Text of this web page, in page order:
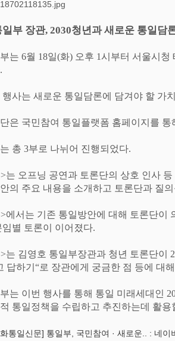
일부 장관, 2030청년과 새로운 통일담
는 6월 18일(화) 오후 1시부터 서울시청
.
행사는 새로운 통일담론에 담겨야 할 가
은 국민참여 통일플랫폼 홈페이지를 통
총 3부로 나뉘어 진행되었다.
>는 오프닝 공연과 토론단의 상호 인사
의 주요 내용을 소개하고 토론단과 질
>에서는 기존 통일방안에 대해 토론단이
임별 토론이 이어졌다.
>는 김영호 통일부장관과 청년 토론단이 2
답하기 “로 장관에게 궁금한 점 등에 대
는 이번 행사를 통해 통일 미래세대인
통일정책을 수립하고 추진하는데 활용
통일신문] 통일부, 국민참여 · 새로운.. : 네이